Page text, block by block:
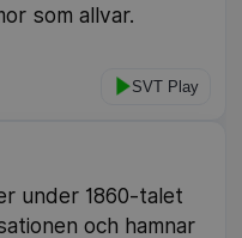
som allvar.
SVT Play
under 1860-talet
och hamnar